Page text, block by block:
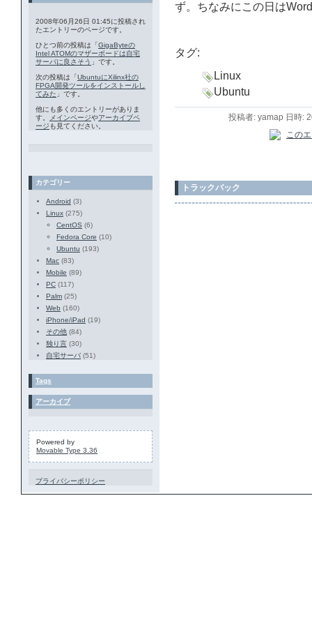
ず。ちなみにこの日は
タグ:
Linux
Ubuntu
投稿者: yamap 日時:
トラックバック
2008年06月26日 01:45に投稿され
たエントリーのページです。
ひとつ前の投稿は「GigaByteの
Intel ATOMのマザーボードは自宅
サーバに良さそう 」です。
次の投稿は「UbuntuにXilinx社の
FPGA開発ツールをインストールし
てみた 」です。
他にも多くのエントリーがありま
す。
メインページやアーカイブペ
ージ も見てください。
カテゴリー
Android (3)
Linux (275)
CentOS (6)
Fedora Core (10)
Ubuntu (193)
Mac (83)
Mobile (89)
PC (117)
Palm (25)
Web (160)
iPhone/iPad (19)
その他 (84)
独り言 (30)
自宅サーバ (51)
Tags
アーカイブ
Powered by
Movable Type 3.36
プライバシーポリシー